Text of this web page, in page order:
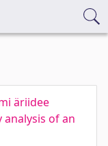
äriidee
of an